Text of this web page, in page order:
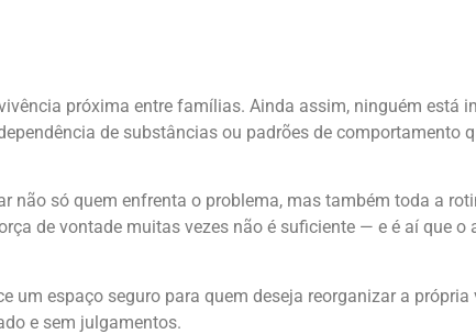
próxima entre famílias. Ainda assim, ninguém está
de substâncias ou padrões de comportamento
não só quem enfrenta o problema, mas também toda a
de vontade muitas vezes não é suficiente — e é aí que o
um espaço seguro para quem deseja reorganizar a própria
e sem julgamentos.